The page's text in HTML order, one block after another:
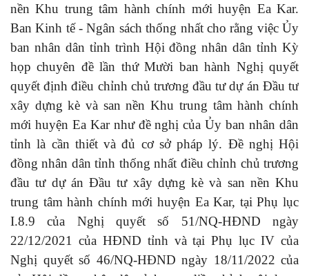
nền Khu trung tâm hành chính mới huyện Ea Kar.
Ban Kinh tế - Ngân sách thống nhất cho rằng việc Ủy
ban nhân dân tỉnh trình Hội đồng nhân dân tỉnh Kỳ
họp chuyên đề lần thứ Mười ban hành Nghị quyết
quyết định điều chỉnh chủ trương đầu tư dự án Đầu tư
xây dựng kè và san nền Khu trung tâm hành chính
mới huyện Ea Kar như đề nghị của Ủy ban nhân dân
tỉnh là cần thiết và đủ cơ sở pháp lý. Đề nghị Hội
đồng nhân dân tỉnh thống nhất điều chỉnh chủ trương
đầu tư dự án Đầu tư xây dựng kè và san nền Khu
trung tâm hành chính mới huyện Ea Kar, tại Phụ lục
I.8.9 của Nghị quyết số 51/NQ-HĐND ngày
22/12/2021 của HĐND tỉnh và tại Phụ lục IV của
Nghị quyết số 46/NQ-HĐND ngày 18/11/2022 của